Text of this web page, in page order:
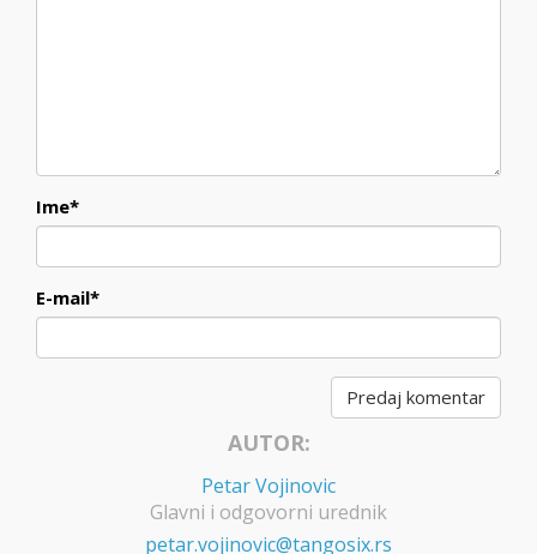
Ime*
E-mail*
AUTOR:
Petar Vojinovic
Glavni i odgovorni urednik
petar.vojinovic@tangosix.rs